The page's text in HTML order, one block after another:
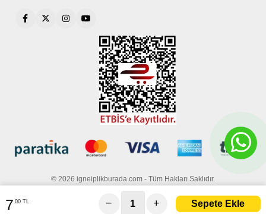
© 2026 igneiplikburada.com - Tüm Hakları Saklıdır.
7 00 TL − +